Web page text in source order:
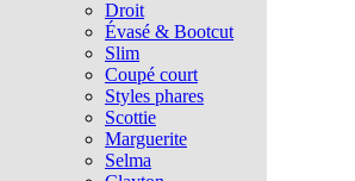
Droit
Évasé & Bootcut
Slim
Coupé court
Styles phares
Scottie
Marguerite
Selma